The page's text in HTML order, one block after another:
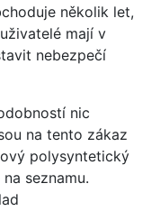
několik let,
mají v
nebezpečí
nic
na tento zákaz
polysyntetický
seznamu.